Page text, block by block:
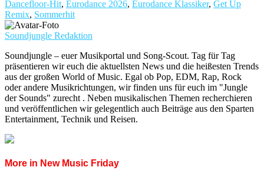
Dancefloor-Hit, Eurodance 2026, Eurodance Klassiker, Get Up
Remix, Sommerhit
Soundjungle Redaktion
Soundjungle – euer Musikportal und Song-Scout. Tag für Tag
präsentieren wir euch die aktuellsten News und die heißesten Trends
aus der großen World of Music. Egal ob Pop, EDM, Rap, Rock
oder andere Musikrichtungen, wir finden uns für euch im "Jungle
der Sounds" zurecht . Neben musikalischen Themen recherchieren
und veröffentlichen wir gelegentlich auch Beiträge aus den Sparten
Entertainment, Technik und Reisen.
More in New Music Friday